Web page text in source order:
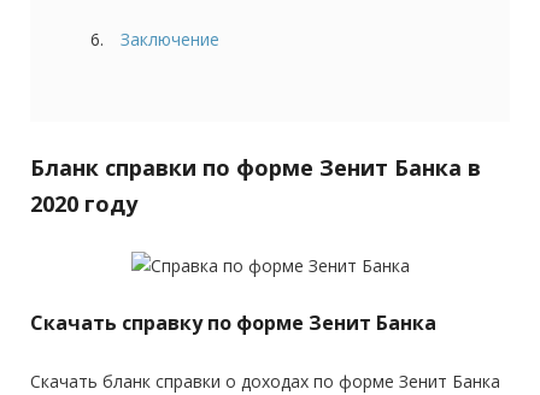
6. Заключение
Бланк справки по форме Зенит Банка в
2020 году
Скачать справку по форме Зенит Банка
Скачать бланк справки о доходах по форме Зенит Банка